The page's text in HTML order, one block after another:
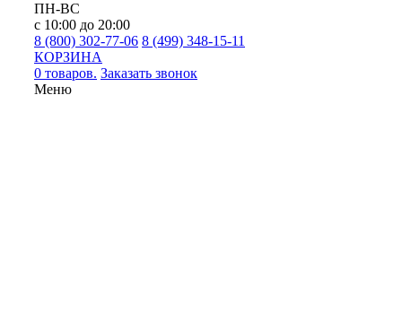
ПН-ВС
с 10:00 до 20:00
8 (800) 302-77-06 8 (499) 348-15-11
КОРЗИНА
0 товаров. Заказать звонок
Меню